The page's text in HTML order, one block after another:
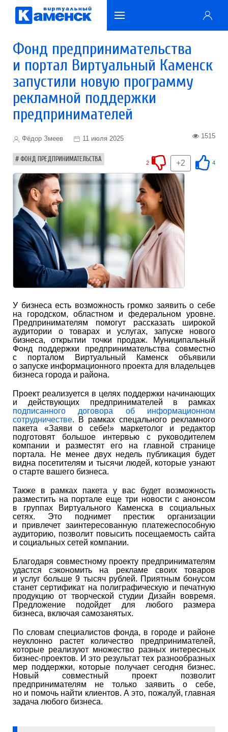
Фонд предпринимательства
и портал Виртуальный Каменск
запустили новую программу
рекламной поддержки
предпринимателей
Фёдор Змеев 11 июля 2025 1515
ФОНД ПРЕДПРИНИМАТЕЛЬСТВА 4
+2
2
У бизнеса есть возможность громко заявить о себе
на городском, областном и федеральном уровне.
Предпринимателям помогут рассказать широкой
аудитории о товарах и услугах, запуске нового
бизнеса, открытии точки продаж. Муниципальный
Фонд поддержки предпринимательства совместно
с порталом Виртуальный Каменск объявили
о запуске информационного проекта для владельцев
бизнеса города и района.
Проект реализуется в целях поддержки начинающих
и действующих предпринимателей в рамках
подписанного договора об информационном
сотрудничестве. В рамках спецального рекламного
пакета «Заяви о себе!» маркетолог и редактор
подготовят большое интервью с руководителем
компании и разместят его на главной странице
портала. Не менее двух недель публикация будет
видна посетителям и тысячи людей, которые узнают
о старте вашего бизнеса.
Также в рамках пакета у вас будет возможность
разместить на портале еще три новости с анонсом
в группах Виртуального Каменска в социальных
сетях. Это поднимет престиж организации
и привлечет заинтересованную платежеспособную
аудиторию, позволит повысить посещаемость сайта
и социальных сетей компании.
Благодаря совместному проекту предпринимателям
удастся сэкономить на рекламе своих товаров
и услуг больше 9 тысяч рублей. Приятным бонусом
станет сертификат на полиграфическую и печатную
продукцию от творческой студии Дизайн вовремя.
Предложение подойдет для любого размера
бизнеса, включая самозанятых.
По словам специалистов фонда, в городе и районе
неуклонно растет количество предпринимателей,
которые реализуют множество разных интересных
бизнес-проектов. И это результат тех разнообразных
мер поддержки, которые получает сегодня бизнес.
Новый совместный проект позволит
предпринимателям не только заявить о себе,
но и помочь найти клиентов. А это, пожалуй, главная
задача любого бизнеса.